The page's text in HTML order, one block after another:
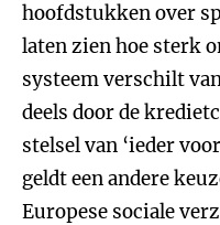
hoofdstukken over
laten zien hoe sterk
systeem verschilt
deels door de
stelsel van ‘ieder
geldt een andere
Europese sociale